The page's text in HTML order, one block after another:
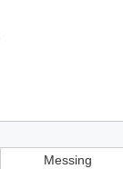
Messing